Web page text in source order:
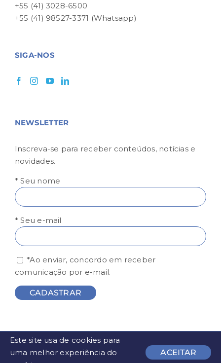
+55 (41) 3028-6500
+55 (41) 98527-3371 (Whatsapp)
SIGA-NOS
NEWSLETTER
Inscreva-se para receber conteúdos, notícias e
novidades.
* Seu nome
* Seu e-mail
*Ao enviar, concordo em receber
comunicação por e-mail.
© FESP - Todos os direitos reservados | Desenvolvido por
Este site usa de cookies para
uma melhor experiência do
ACEITAR